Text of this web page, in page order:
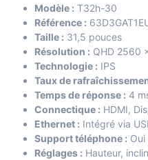
Modèle : T32h-30
Référence :
Taille : 31,5 pouces
Résolution : QHD 2560
Technologie : IPS
Taux de
Temps de réponse : 4
Connectique : HDMI,
Ethernet : Intégré via
Support téléphone : Oui
Réglages : Hauteur,